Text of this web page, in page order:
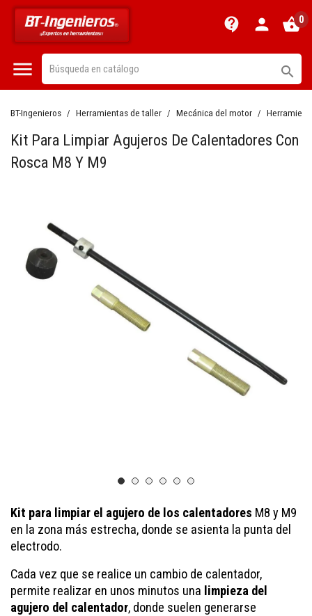
contact_support person shopping_basket0
 
BT-Ingenieros Herramientas de taller Mecánica del motor
Kit Para Limpiar Agujeros De Calentadores Con
Rosca M8 Y M9
Kit para limpiar el agujero de los calentadores M8 y M9
en la zona más estrecha, donde se asienta la punta del
electrodo.
Cada vez que se realice un cambio de calentador,
permite realizar en unos minutos una limpieza del
agujero del calentador, donde suelen generarse